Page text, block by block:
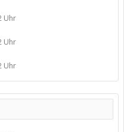
Uhr
Uhr
Uhr